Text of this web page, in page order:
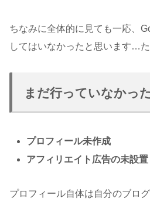
ちなみに全体的に見ても一応、
してはいなかったと思います…た
まだ行っていなかっ
プロフィール未作成
アフィリエイト広告の未設置
プロフィール自体は自分のブロ